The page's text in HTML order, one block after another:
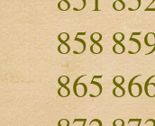
858
865